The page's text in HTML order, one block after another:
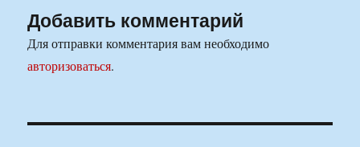
Добавить комментарий
Для отправки комментария вам необходимо
авторизоваться.